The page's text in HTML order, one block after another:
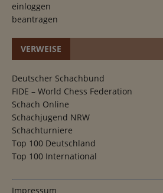
einloggen
beantragen
VERWEISE
Deutscher Schachbund
FIDE – World Chess Federation
Schach Online
Schachjugend NRW
Schachturniere
Top 100 Deutschland
Top 100 International
Impressum